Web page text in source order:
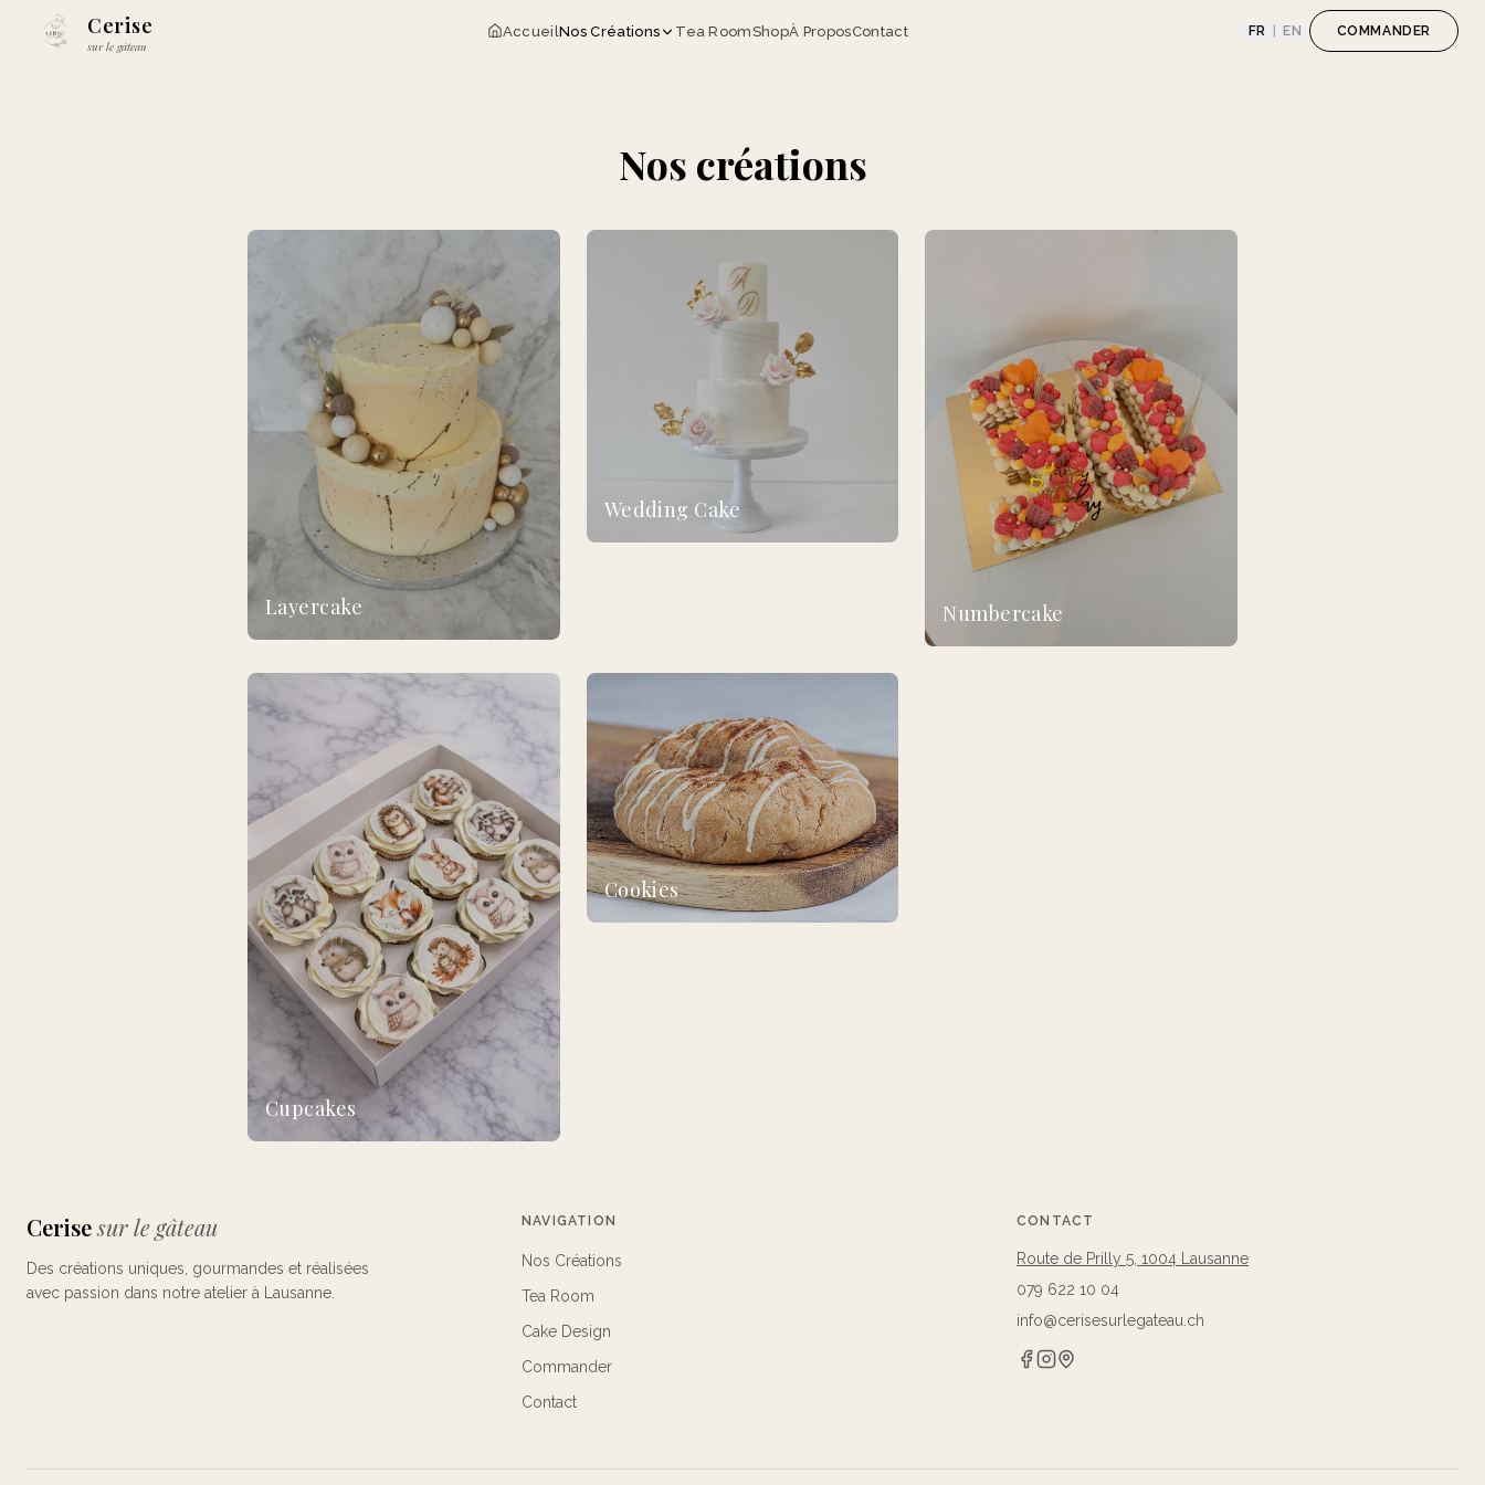
Cerise
sur le gâteau
AccueilNos Créations Tea RoomShopÀ ProposContact FR EN COMMANDER
Nos créations
Layercake
Wedding Cake
Numbercake
Cupcakes
Cookies
Cerisesur le gâteau
Des créations uniques, gourmandes et réalisées
avec passion dans notre atelier à Lausanne.
NAVIGATION
Nos Créations
Tea Room
Cake Design
Commander
Contact
CONTACT
Route de Prilly 5, 1004 Lausanne
079 622 10 04
info@cerisesurlegateau.ch